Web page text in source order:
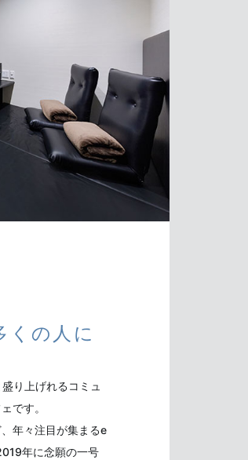
くの人に
り上げれるコミュ
です。
年々注目が集まるe
年に念願の一号